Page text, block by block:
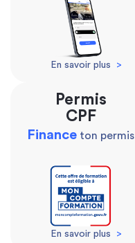
En savoir plus >
Permis
CPF
Finance ton permis
En savoir plus >